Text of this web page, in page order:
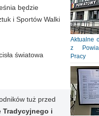
Aktualne
z
Pracy
będzie
i Sportów Walki
światowa
tuż przed
Tradycyjnego i